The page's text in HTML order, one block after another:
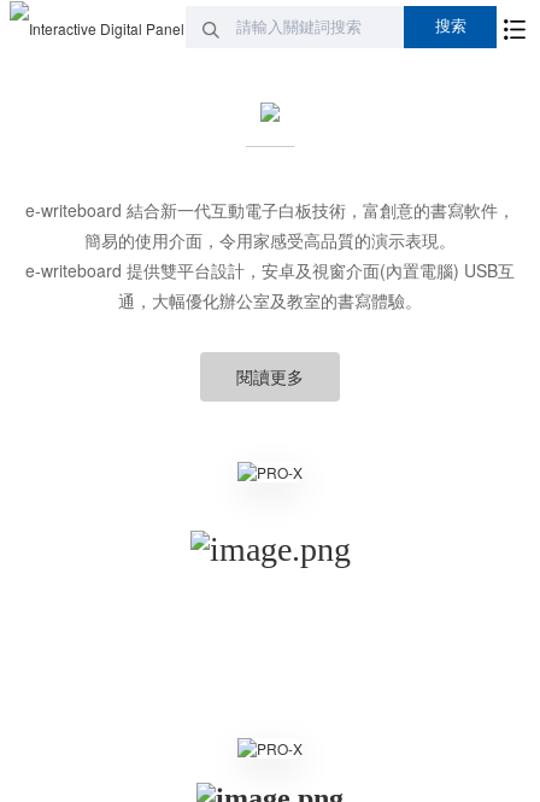
e-writeboard 結合新一代互動電子白板技術，富創意的書寫軟件，
簡易的使用介面，令用家感受高品質的演示表現。
e-writeboard 提供雙平台設計，安卓及視窗介面(內置電腦) USB互
通，大幅優化辦公室及教室的書寫體驗。
閱讀更多